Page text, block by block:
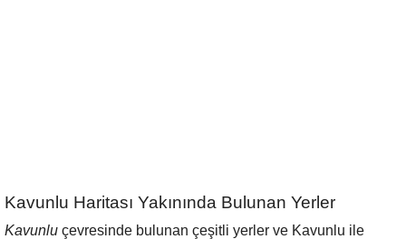
Kavunlu Haritası Yakınında Bulunan Yerler
Kavunlu çevresinde bulunan çeşitli yerler ve Kavunlu ile